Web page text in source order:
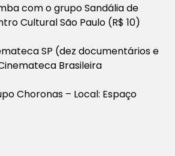
com o grupo Sandália de
Cultural São Paulo (R$ 10)
SP (dez documentários e
Brasileira
Choronas – Local: Espaço